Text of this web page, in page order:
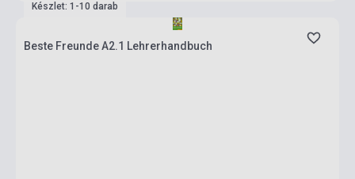
Készlet: 1-10 darab
Beste Freunde A2.1 Lehrerhandbuch